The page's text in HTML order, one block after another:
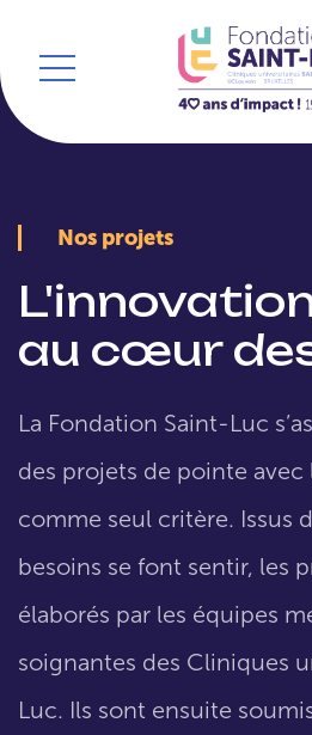
Nos projets
au cœur
La Fondation Saint-Luc
des projets de pointe avec
comme seul critère. Issus
besoins se font sentir, les
élaborés par les équipes
soignantes des Cliniques
Luc. Ils sont ensuite